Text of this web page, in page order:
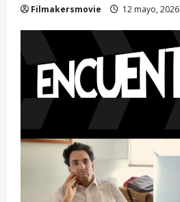
Filmakersmovie 12 mayo, 2026